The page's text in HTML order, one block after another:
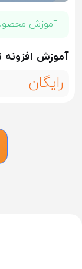
آموزش
آموزش
رایگان